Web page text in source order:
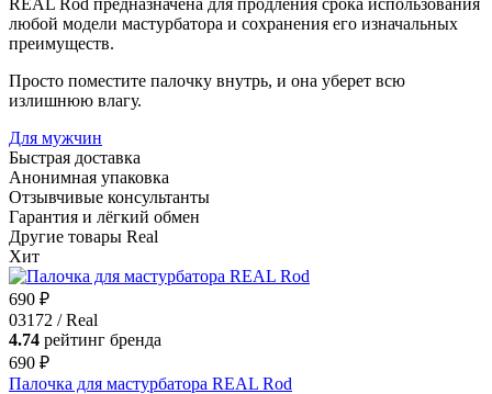
любой модели мастурбатора и сохранения его изначальных
преимуществ.
Просто поместите палочку внутрь, и она уберет всю
излишнюю влагу.
Для мужчин
Быстрая доставка
Анонимная упаковка
Отзывчивые консультанты
Гарантия и лёгкий обмен
Другие товары Real
Хит
690 ₽
03172 / Real
4.74 рейтинг бренда
690 ₽
Палочка для мастурбатора REAL Rod